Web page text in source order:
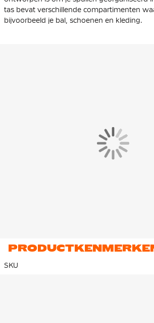
tas bevat verschillende compartimenten
bijvoorbeeld je bal, schoenen en kleding.
SKU